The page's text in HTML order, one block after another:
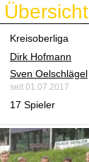
Übersicht
Kreisoberliga
Dirk Hofmann
Sven Oelschlägel
seit 01.07.2017
17 Spieler